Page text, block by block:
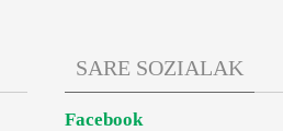
SARE SOZIALAK
Facebook